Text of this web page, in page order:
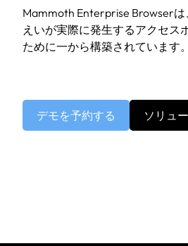
Mammoth Enterprise Browser
えいが実際に発生するアクセス
ために一から構築されています。
デモを予約する ソリュ